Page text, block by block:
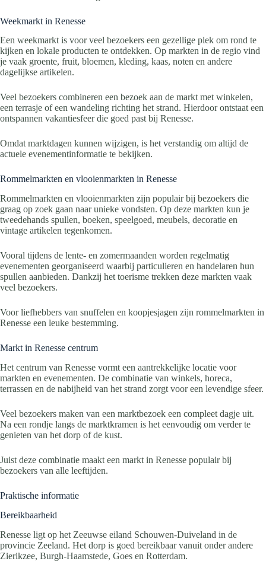
Weekmarkt in Renesse
Een weekmarkt is voor veel bezoekers een gezellige plek om rond te
kijken en lokale producten te ontdekken. Op markten in de regio vind
je vaak groente, fruit, bloemen, kleding, kaas, noten en andere
dagelijkse artikelen.
Veel bezoekers combineren een bezoek aan de markt met winkelen,
een terrasje of een wandeling richting het strand. Hierdoor ontstaat een
ontspannen vakantiesfeer die goed past bij Renesse.
Omdat marktdagen kunnen wijzigen, is het verstandig om altijd de
actuele evenementinformatie te bekijken.
Rommelmarkten en vlooienmarkten in Renesse
Rommelmarkten en vlooienmarkten zijn populair bij bezoekers die
graag op zoek gaan naar unieke vondsten. Op deze markten kun je
tweedehands spullen, boeken, speelgoed, meubels, decoratie en
vintage artikelen tegenkomen.
Vooral tijdens de lente- en zomermaanden worden regelmatig
evenementen georganiseerd waarbij particulieren en handelaren hun
spullen aanbieden. Dankzij het toerisme trekken deze markten vaak
veel bezoekers.
Voor liefhebbers van snuffelen en koopjesjagen zijn rommelmarkten in
Renesse een leuke bestemming.
Markt in Renesse centrum
Het centrum van Renesse vormt een aantrekkelijke locatie voor
markten en evenementen. De combinatie van winkels, horeca,
terrassen en de nabijheid van het strand zorgt voor een levendige sfeer.
Veel bezoekers maken van een marktbezoek een compleet dagje uit.
Na een rondje langs de marktkramen is het eenvoudig om verder te
genieten van het dorp of de kust.
Juist deze combinatie maakt een markt in Renesse populair bij
bezoekers van alle leeftijden.
Praktische informatie
Bereikbaarheid
Renesse ligt op het Zeeuwse eiland Schouwen-Duiveland in de
provincie Zeeland. Het dorp is goed bereikbaar vanuit onder andere
Zierikzee, Burgh-Haamstede, Goes en Rotterdam.